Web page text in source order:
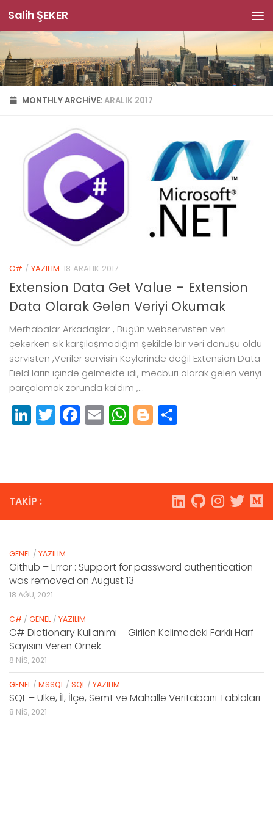
Skip to content
Salih ŞEKER
MONTHLY ARCHIVE:ARALIK 2017
C# / YAZILIM 18 ARALIK 2017
Extension Data Get Value – Extension
Data Olarak Gelen Veriyi Okumak
Merhabalar Arkadaşlar , Bugün webservisten veri
çekerken sık karşılaşmadığım şekilde bir veri dönüşü oldu
servisten ,Veriler servisin Keylerinde değil Extension Data
Field ların içinde gelmekte idi, mecburi olarak gelen veriyi
parçalamak zorunda kaldım ,...
LinkedIn
Twitter
Facebook
EmailWhatsApp
Blogger
TAKIP :
GENEL / YAZILIM
Github – Error : Support for password authentication
was removed on August 13
18 AĞU, 2021
C# / GENEL / YAZILIM
C# Dictionary Kullanımı – Girilen Kelimedeki Farklı Harf
Sayısını Veren Örnek
8 NIS, 2021
GENEL / MSSQL / SQL / YAZILIM
SQL – Ülke, İl, İlçe, Semt ve Mahalle Veritabanı Tabloları
8 NIS, 2021